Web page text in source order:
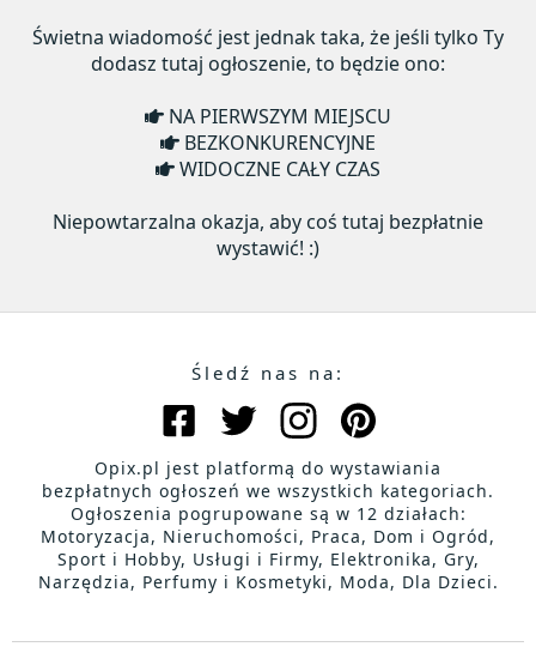
Świetna wiadomość jest jednak taka, że jeśli tylko Ty
dodasz tutaj ogłoszenie, to będzie ono:
NA PIERWSZYM MIEJSCU
BEZKONKURENCYJNE
WIDOCZNE CAŁY CZAS
Niepowtarzalna okazja, aby coś tutaj bezpłatnie
wystawić! :)
Śledź nas na:
Opix.pl jest platformą do wystawiania
bezpłatnych ogłoszeń we wszystkich kategoriach.
Ogłoszenia pogrupowane są w 12 działach:
Motoryzacja, Nieruchomości, Praca, Dom i Ogród,
Sport i Hobby, Usługi i Firmy, Elektronika, Gry,
Narzędzia, Perfumy i Kosmetyki, Moda, Dla Dzieci.